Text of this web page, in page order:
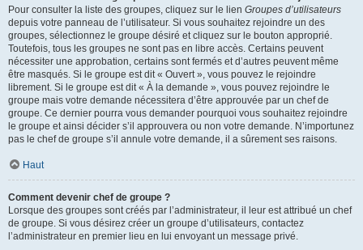
Pour consulter la liste des groupes, cliquez sur le lien Groupes d’utilisateurs
depuis votre panneau de l’utilisateur. Si vous souhaitez rejoindre un des
groupes, sélectionnez le groupe désiré et cliquez sur le bouton approprié.
Toutefois, tous les groupes ne sont pas en libre accès. Certains peuvent
nécessiter une approbation, certains sont fermés et d’autres peuvent même
être masqués. Si le groupe est dit « Ouvert », vous pouvez le rejoindre
librement. Si le groupe est dit « À la demande », vous pouvez rejoindre le
groupe mais votre demande nécessitera d’être approuvée par un chef de
groupe. Ce dernier pourra vous demander pourquoi vous souhaitez rejoindre
le groupe et ainsi décider s’il approuvera ou non votre demande. N’importunez
pas le chef de groupe s’il annule votre demande, il a sûrement ses raisons.
Haut
Comment devenir chef de groupe ?
Lorsque des groupes sont créés par l’administrateur, il leur est attribué un chef
de groupe. Si vous désirez créer un groupe d’utilisateurs, contactez
l’administrateur en premier lieu en lui envoyant un message privé.